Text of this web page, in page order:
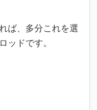
ば、多分これを選
ッドです。